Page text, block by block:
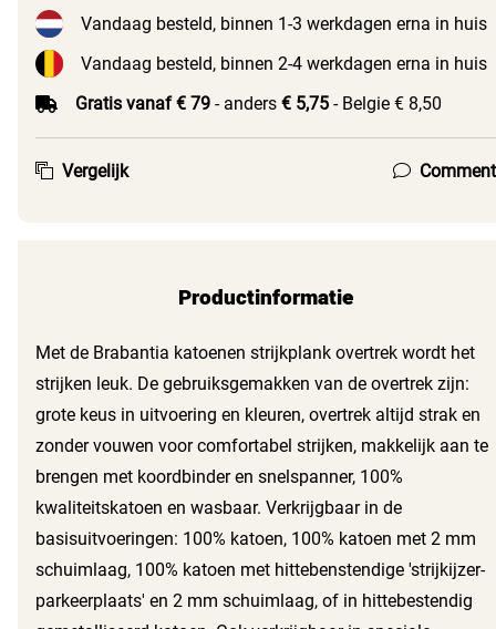
Vandaag besteld, binnen 1-3 werkdagen erna in huis
Vandaag besteld, binnen 2-4 werkdagen erna in huis
Gratis vanaf € 79 - anders € 5,75 - Belgie € 8,50
Vergelijk Comment
Productinformatie
Met de Brabantia katoenen strijkplank overtrek wordt het
strijken leuk. De gebruiksgemakken van de overtrek zijn:
grote keus in uitvoering en kleuren, overtrek altijd strak en
zonder vouwen voor comfortabel strijken, makkelijk aan te
brengen met koordbinder en snelspanner, 100%
kwaliteitskatoen en wasbaar. Verkrijgbaar in de
basisuitvoeringen: 100% katoen, 100% katoen met 2 mm
schuimlaag, 100% katoen met hittebenstendige 'strijkijzer-
parkeerplaats' en 2 mm schuimlaag, of in hittebestendig